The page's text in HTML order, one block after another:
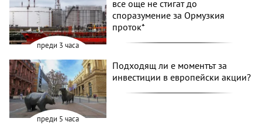
преди 3 часа
все още не стигат до
споразумение за Ормузкия
проток*
преди 5 часа
Подходящ ли е моментът за
инвестиции в европейски акции?